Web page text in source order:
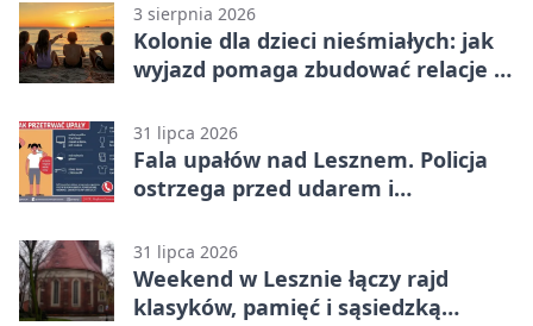
3 sierpnia 2026
Kolonie dla dzieci nieśmiałych: jak
wyjazd pomaga zbudować relacje z
31 lipca 2026
Fala upałów nad Lesznem. Policja
ostrzega przed udarem i
31 lipca 2026
Weekend w Lesznie łączy rajd
klasyków, pamięć i sąsiedzką